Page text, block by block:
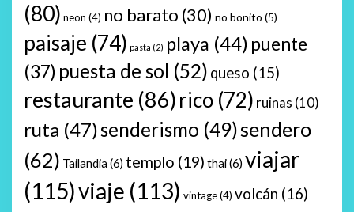
(80) neon (4) no barato (30) no bonito (5)
paisaje (74) pasta (2) playa (44) puente
(37) puesta de sol (52) queso (15)
restaurante (86)rico (72) ruinas (10)
ruta (47)senderismo (49)sendero
(62) Tailandia (6) templo (19) thai(6) viajar
(115)viaje (113) vintage(4) volcán (16)